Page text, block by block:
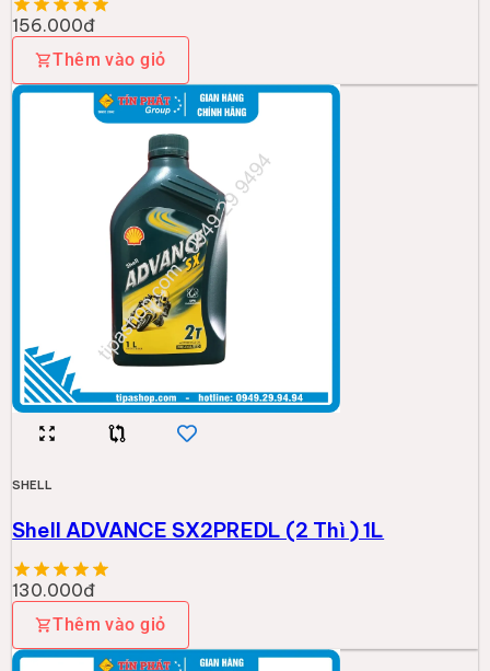
156.000đ
Thêm vào giỏ
SHELL
Shell ADVANCE SX2PREDL (2 Thì ) 1L
130.000đ
Thêm vào giỏ